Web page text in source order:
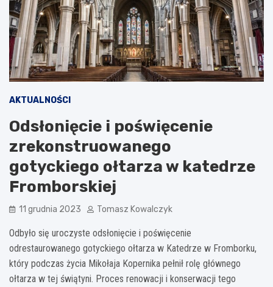
AKTUALNOŚCI
Odsłonięcie i poświęcenie
zrekonstruowanego
gotyckiego ołtarza w katedrze
Fromborskiej
11 grudnia 2023 Tomasz Kowalczyk
Odbyło się uroczyste odsłonięcie i poświęcenie
odrestaurowanego gotyckiego ołtarza w Katedrze w Fromborku,
który podczas życia Mikołaja Kopernika pełnił rolę głównego
ołtarza w tej świątyni. Proces renowacji i konserwacji tego